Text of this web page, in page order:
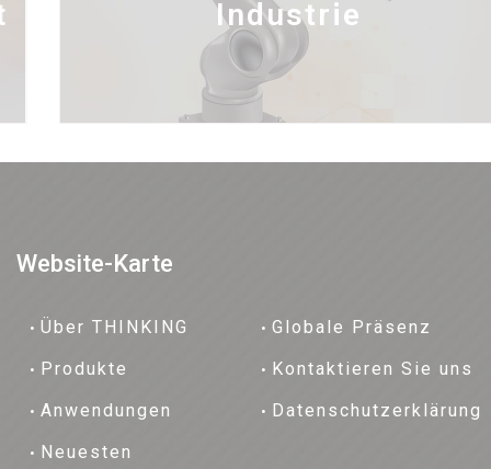
Industrie
Website-Karte
Über THINKING
Produkte
Anwendungen
Neuesten
Globale Präsenz
Kontaktieren Sie uns
Datenschutzerklärung